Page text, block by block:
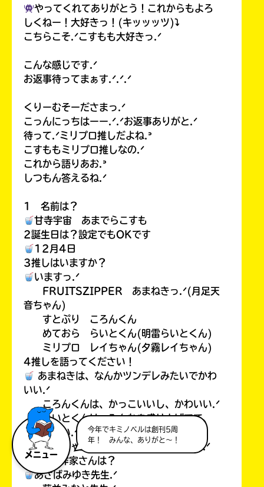
メニュー
今年でキミノベルは創刊5周
年！ みんな、ありがと～！
やってくれてありがとう！これからもよろ
しくねー！大好きっ！(キッッッツ)⤵︎
こちらこそ.ᐟこすもも大好きっ.ᐟ
こんな感じです.ᐟ
お返事待ってまぁす.ᐟ.ᐟ.ᐟ
くりーむそーださまっ.ᐟ
こっんにっちはーー.ᐟ.ᐟお返事ありがと.ᐟ
待って.ᐟミリプロ推しだよね.ᐣ
こすももミリプロ推しなの.ᐟ
これから語りあお.ᐣ
しつもん答えるね.ᐟ
1 名前は？
甘寺宇宙 あまでらこすも
2誕生日は？設定でもOKです
12月4日
3推しはいますか？
いますっ.ᐟ
FRUITSZIPPER あまねきっ.ᐟ(月足天
音ちゃん)
すとぷり ころんくん
めておら らいとくん(明雷らいとくん)
ミリプロ レイちゃん(夕霧レイちゃん)
4推しを語ってください！
あまねきは、なんかツンデレみたいでかわ
いい.ᐟ
ころんくんは、かっこいいし、かわいい.ᐟ
らいとくんは、みんなを盛り上げてて、
かっこいい.ᐟ
レイちゃんは、声がいいし、かわいい.ᐟ
5好きな作家さんは？
あさばみゆき先生.ᐟ